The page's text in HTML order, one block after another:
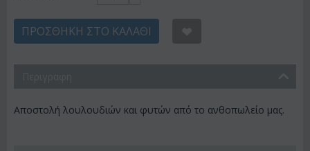
ΠΡΟΣΘΉΚΗ ΣΤΟ ΚΑΛΆΘΙ
Αποστολή λουλουδιών και φυτών από το ανθοπωλείο μας.